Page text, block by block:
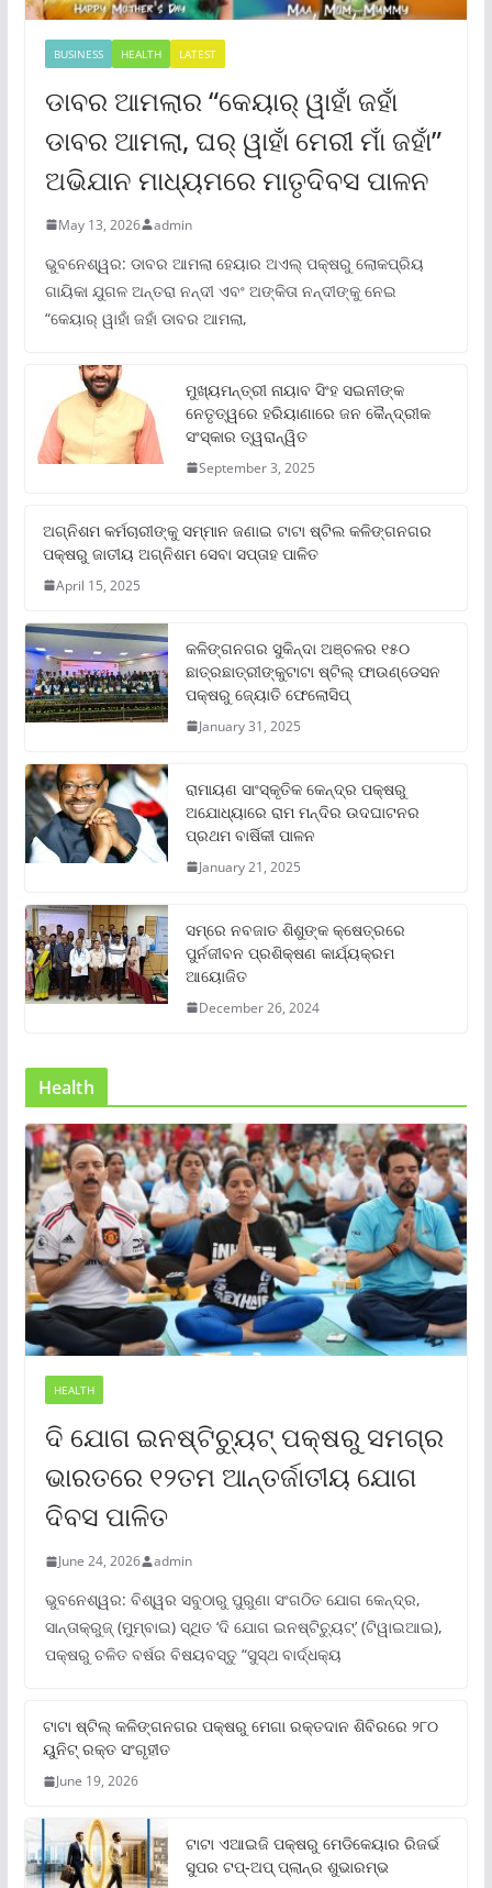
BUSINESS HEALTH LATEST
ଡାବର ଆମଲାର “କେୟାର୍ ୱାହାଁ ଜହାଁ
ଡାବର ଆମଲା, ଘର୍ ୱାହାଁ ମେରୀ ମାଁ ଜହାଁ”
ଅଭିଯାନ ମାଧ୍ୟମରେ ମାତୃଦିବସ ପାଳନ
May 13, 2026 admin
ଭୁବନେଶ୍ୱର: ଡାବର ଆମଲା ହେୟାର ଅଏଲ୍ ପକ୍ଷରୁ ଲୋକପ୍ରିୟ
ଗାୟିକା ଯୁଗଳ ଅନ୍ତରା ନନ୍ଦୀ ଏବଂ ଅଙ୍କିତା ନନ୍ଦୀଙ୍କୁ ନେଇ
“କେୟାର୍ ୱାହାଁ ଜହାଁ ଡାବର ଆମଲା,
ମୁଖ୍ୟମନ୍ତ୍ରୀ ନାୟାବ ସିଂହ ସଇନୀଙ୍କ
ନେତୃତ୍ୱରେ ହରିୟାଣାରେ ଜନ କୈନ୍ଦ୍ରୀକ
ସଂସ୍କାର ତ୍ୱରାନ୍ୱିତ
September 3, 2025
ଅଗ୍ନିଶମ କର୍ମଚାରୀଙ୍କୁ ସମ୍ମାନ ଜଣାଇ ଟାଟା ଷ୍ଟିଲ କଳିଙ୍ଗନଗର
ପକ୍ଷରୁ ଜାତୀୟ ଅଗ୍ନିଶମ ସେବା ସପ୍ତାହ ପାଳିତ
April 15, 2025
କଳିଙ୍ଗନଗର ସୁକିନ୍ଦା ଅଞ୍ଚଳର ୧୫୦
ଛାତ୍ରଛାତ୍ରୀଙ୍କୁଟାଟା ଷ୍ଟିଲ୍ ଫାଉଣ୍ଡେସନ
ପକ୍ଷରୁ ଜ୍ୟୋତି ଫେଲୋସିପ୍‌
January 31, 2025
ରାମାୟଣ ସାଂସ୍କୃତିକ କେନ୍ଦ୍ର ପକ୍ଷରୁ
ଅଯୋଧ୍ୟାରେ ରାମ ମନ୍ଦିର ଉଦଘାଟନର
ପ୍ରଥମ ବାର୍ଷିକୀ ପାଳନ
January 21, 2025
ସମ୍‌ରେ ନବଜାତ ଶିଶୁଙ୍କ କ୍ଷେତ୍ରରେ
ପୁର୍ନଜୀବନ ପ୍ରଶିକ୍ଷଣ କାର୍ଯ୍ୟକ୍ରମ
ଆୟୋଜିତ
December 26, 2024
Health
HEALTH
ଦି ଯୋଗ ଇନଷ୍ଟିଚ୍ୟୁଟ୍ ପକ୍ଷରୁ ସମଗ୍ର
ଭାରତରେ ୧୨ତମ ଆନ୍ତର୍ଜାତୀୟ ଯୋଗ
ଦିବସ ପାଳିତ
June 24, 2026 admin
ଭୁବନେଶ୍ୱର: ବିଶ୍ୱର ସବୁଠାରୁ ପୁରୁଣା ସଂଗଠିତ ଯୋଗ କେନ୍ଦ୍ର,
ସାନ୍ତାକ୍ରୁଜ୍ (ମୁମ୍ବାଇ) ସ୍ଥିତ ‘ଦି ଯୋଗ ଇନଷ୍ଟିଚ୍ୟୁଟ୍‌’ (ଟିୱାଇଆଇ),
ପକ୍ଷରୁ ଚଳିତ ବର୍ଷର ବିଷୟବସ୍ତୁ “ସୁସ୍ଥ ବାର୍ଦ୍ଧକ୍ୟ
ଟାଟା ଷ୍ଟିଲ୍‌ କଳିଙ୍ଗନଗର ପକ୍ଷରୁ ମେଗା ରକ୍ତଦାନ ଶିବିରରେ ୨୮୦
ୟୁନିଟ୍‌ ରକ୍ତ ସଂଗୃହୀତ
June 19, 2026
ଟାଟା ଏଆଇଜି ପକ୍ଷରୁ ମେଡିକେୟାର ରିଜର୍ଭ
ସୁପର ଟପ୍‌-ଅପ୍ ପ୍ଲାନ୍‌ର ଶୁଭାରମ୍ଭ